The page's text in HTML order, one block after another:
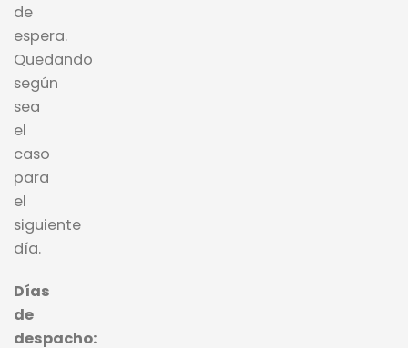
de
espera.
Quedando
según
sea
el
caso
para
el
siguiente
día.
Días
de
despacho: